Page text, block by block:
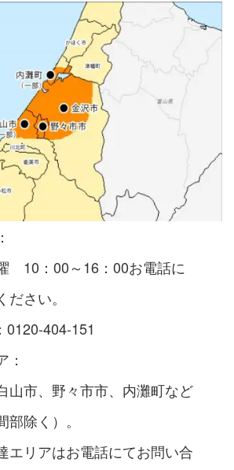
10：00～16：00お電話に
さい。
0120-404-151
：
山市、野々市市、内灘町など
部除く）。
エリアはお電話にてお問い合